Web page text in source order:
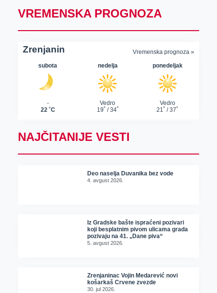
VREMENSKA PROGNOZA
NAJČITANIJE VESTI
Deo naselja Duvanika bez vode
4. avgust 2026.
Iz Gradske bašte ispraćeni pozivari
koji besplatnim pivom ulicama grada
pozivaju na 41. „Dane piva“
5. avgust 2026.
Zrenjaninac Vojin Medarević novi
košarkaš Crvene zvezde
30. jul 2026.